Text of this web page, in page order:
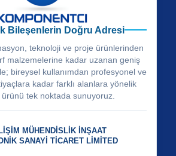
Bileşenlerin Doğru Adresi
teknoloji ve proje ürünlerinden
malzemelerine kadar uzanan geniş
bireysel kullanımdan profesyonel ve
kadar farklı alanlara yönelik
tek noktada sunuyoruz.
MÜHENDİSLİK İNŞAAT
SANAYİ TİCARET LİMİTED